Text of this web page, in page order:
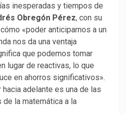
inesperadas y tiempos de
Obregón Pérez, con su
«poder anticiparnos a un
nos da una ventaja
que podemos tomar
lugar de reactivas, lo que
en ahorros significativos».
adelante es una de las
la matemática a la